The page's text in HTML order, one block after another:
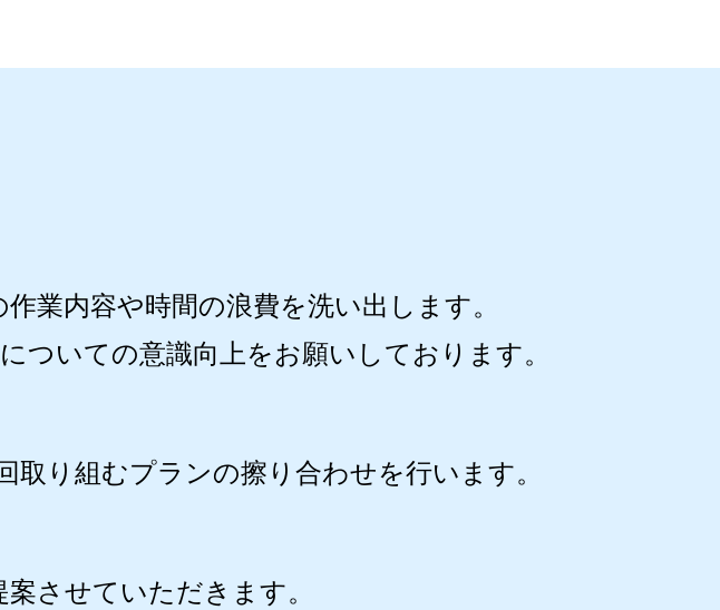
業内容や時間の浪費を洗い出します。
いての意識向上をお願いしております。
り組むプランの擦り合わせを行います。
させていただきます。